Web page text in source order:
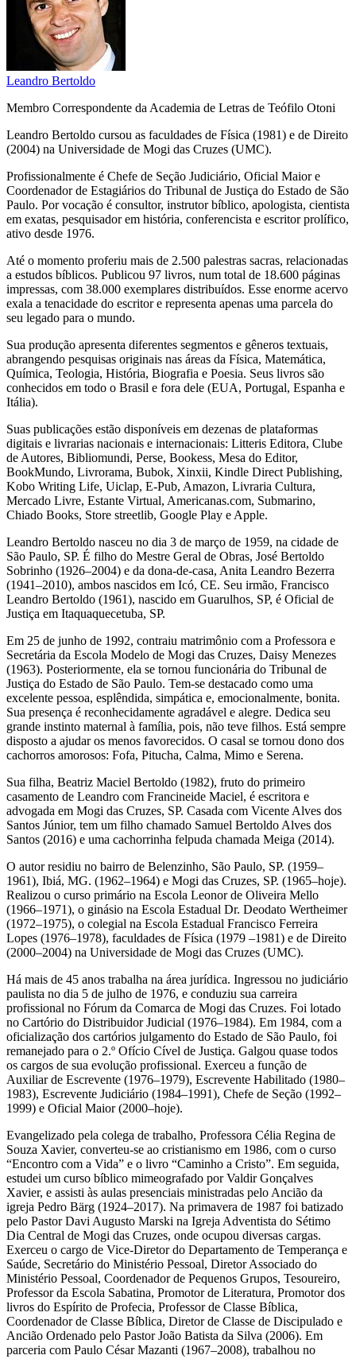
Leandro Bertoldo
Membro Correspondente da Academia de Letras de Teófilo Otoni
Leandro Bertoldo cursou as faculdades de Física (1981) e de Direito
(2004) na Universidade de Mogi das Cruzes (UMC).
Profissionalmente é Chefe de Seção Judiciário, Oficial Maior e
Coordenador de Estagiários do Tribunal de Justiça do Estado de São
Paulo. Por vocação é consultor, instrutor bíblico, apologista, cientista
em exatas, pesquisador em história, conferencista e escritor prolífico,
ativo desde 1976.
Até o momento proferiu mais de 2.500 palestras sacras, relacionadas
a estudos bíblicos. Publicou 97 livros, num total de 18.600 páginas
impressas, com 38.000 exemplares distribuídos. Esse enorme acervo
exala a tenacidade do escritor e representa apenas uma parcela do
seu legado para o mundo.
Sua produção apresenta diferentes segmentos e gêneros textuais,
abrangendo pesquisas originais nas áreas da Física, Matemática,
Química, Teologia, História, Biografia e Poesia. Seus livros são
conhecidos em todo o Brasil e fora dele (EUA, Portugal, Espanha e
Itália).
Suas publicações estão disponíveis em dezenas de plataformas
digitais e livrarias nacionais e internacionais: Litteris Editora, Clube
de Autores, Bibliomundi, Perse, Bookess, Mesa do Editor,
BookMundo, Livrorama, Bubok, Xinxii, Kindle Direct Publishing,
Kobo Writing Life, Uiclap, E-Pub, Amazon, Livraria Cultura,
Mercado Livre, Estante Virtual, Americanas.com, Submarino,
Chiado Books, Store streetlib, Google Play e Apple.
Leandro Bertoldo nasceu no dia 3 de março de 1959, na cidade de
São Paulo, SP. É filho do Mestre Geral de Obras, José Bertoldo
Sobrinho (1926–2004) e da dona-de-casa, Anita Leandro Bezerra
(1941–2010), ambos nascidos em Icó, CE. Seu irmão, Francisco
Leandro Bertoldo (1961), nascido em Guarulhos, SP, é Oficial de
Justiça em Itaquaquecetuba, SP.
Em 25 de junho de 1992, contraiu matrimônio com a Professora e
Secretária da Escola Modelo de Mogi das Cruzes, Daisy Menezes
(1963). Posteriormente, ela se tornou funcionária do Tribunal de
Justiça do Estado de São Paulo. Tem-se destacado como uma
excelente pessoa, esplêndida, simpática e, emocionalmente, bonita.
Sua presença é reconhecidamente agradável e alegre. Dedica seu
grande instinto maternal à família, pois, não teve filhos. Está sempre
disposto a ajudar os menos favorecidos. O casal se tornou dono dos
cachorros amorosos: Fofa, Pitucha, Calma, Mimo e Serena.
Sua filha, Beatriz Maciel Bertoldo (1982), fruto do primeiro
casamento de Leandro com Francineide Maciel, é escritora e
advogada em Mogi das Cruzes, SP. Casada com Vicente Alves dos
Santos Júnior, tem um filho chamado Samuel Bertoldo Alves dos
Santos (2016) e uma cachorrinha felpuda chamada Meiga (2014).
O autor residiu no bairro de Belenzinho, São Paulo, SP. (1959–
1961), Ibiá, MG. (1962–1964) e Mogi das Cruzes, SP. (1965–hoje).
Realizou o curso primário na Escola Leonor de Oliveira Mello
(1966–1971), o ginásio na Escola Estadual Dr. Deodato Wertheimer
(1972–1975), o colegial na Escola Estadual Francisco Ferreira
Lopes (1976–1978), faculdades de Física (1979 –1981) e de Direito
(2000–2004) na Universidade de Mogi das Cruzes (UMC).
Há mais de 45 anos trabalha na área jurídica. Ingressou no judiciário
paulista no dia 5 de julho de 1976, e conduziu sua carreira
profissional no Fórum da Comarca de Mogi das Cruzes. Foi lotado
no Cartório do Distribuidor Judicial (1976–1984). Em 1984, com a
oficialização dos cartórios julgamento do Estado de São Paulo, foi
remanejado para o 2.º Ofício Cível de Justiça. Galgou quase todos
os cargos de sua evolução profissional. Exerceu a função de
Auxiliar de Escrevente (1976–1979), Escrevente Habilitado (1980–
1983), Escrevente Judiciário (1984–1991), Chefe de Seção (1992–
1999) e Oficial Maior (2000–hoje).
Evangelizado pela colega de trabalho, Professora Célia Regina de
Souza Xavier, converteu-se ao cristianismo em 1986, com o curso
“Encontro com a Vida” e o livro “Caminho a Cristo”. Em seguida,
estudei um curso bíblico mimeografado por Valdir Gonçalves
Xavier, e assisti às aulas presenciais ministradas pelo Ancião da
igreja Pedro Bärg (1924–2017). Na primavera de 1987 foi batizado
pelo Pastor Davi Augusto Marski na Igreja Adventista do Sétimo
Dia Central de Mogi das Cruzes, onde ocupou diversas cargas.
Exerceu o cargo de Vice-Diretor do Departamento de Temperança e
Saúde, Secretário do Ministério Pessoal, Diretor Associado do
Ministério Pessoal, Coordenador de Pequenos Grupos, Tesoureiro,
Professor da Escola Sabatina, Promotor de Literatura, Promotor dos
livros do Espírito de Profecia, Professor de Classe Bíblica,
Coordenador de Classe Bíblica, Diretor de Classe de Discipulado e
Ancião Ordenado pelo Pastor João Batista da Silva (2006). Em
parceria com Paulo César Mazanti (1967–2008), trabalhou no